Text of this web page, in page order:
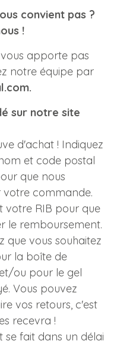
convient pas ?
!
apporte pas
notre équipe par
sur notre site
d'achat ! Indiquez
et code postal
que nous
votre commande.
votre RIB pour que
le remboursement.
que vous souhaitez
la boîte de
ou pour le gel
Vous pouvez
vos retours, c'est
recevra !
se fait dans un délai